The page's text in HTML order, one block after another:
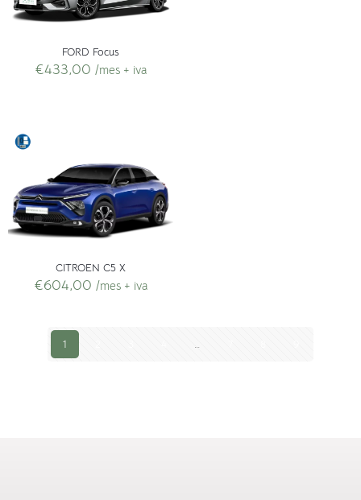
FORD Focus
€433,00 /mes + iva
CITROEN C5 X
€604,00 /mes + iva
1 …